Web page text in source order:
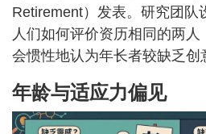
Retirement）发表。研究团队
人们如何评价资历相同的两
会惯性地认为年长者较缺乏创
年龄与适应力偏见